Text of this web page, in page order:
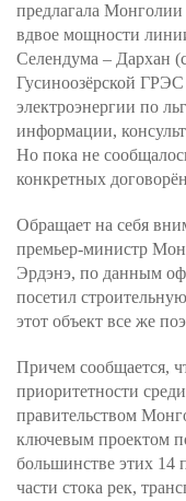
предлагала
вдвое мощности
Селендума – Дархан
Гусиноозёрской
электроэнергии по
информации,
Но пока не
конкретных
Обращает на себя
премьер-министр
Эрдэнэ, по данным
посетил
этот объект все же
Причем сообщается,
приоритетности
правительством
ключевым проектом
большинстве этих 14
части стока рек,